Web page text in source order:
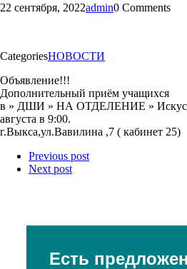
22 сентября, 2022admin0 Comments
CategoriesНОВОСТИ
Объявление!!!
Дополнительный приём учащихся
в » ДШИ » НА ОТДЕЛЕНИЕ »
августа в 9:00.
г.Выкса,ул.Вавилина ,7 ( кабинет 25)
Previous post
Next post
Есть